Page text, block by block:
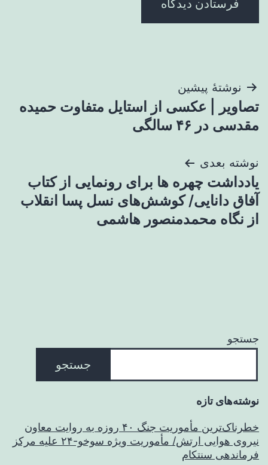
راهبری
نوشته
نوشتهٔ پیشین
تصاویر | عکسی از استایل متفاوت حمیده
مقدسی در ۴۶ سالگی
نوشته بعدی
یادداشت چهره ها برای رونمایی از کتاب
آفاق دانایی/ کوشش‌های نسل پسا انقلاب
از نگاه محمدمنصور هاشمی
جستجو
جستجو
نوشته‌های تازه
خطرناک‌ترین مأموریت جنگ ۴۰ روزه به روایت معاون
نیروی هوایی ارتش/ مأموریت ویژه سوخو-۲۴ علیه مرکز
فرماندهی سنتکام